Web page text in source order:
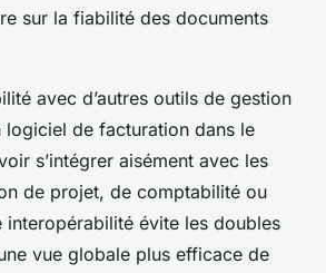
sur la fiabilité des documents
avec d’autres outils de gestion
logiciel de facturation dans le
s’intégrer aisément avec les
de projet, de comptabilité ou
interopérabilité évite les doubles
vue globale plus efficace de